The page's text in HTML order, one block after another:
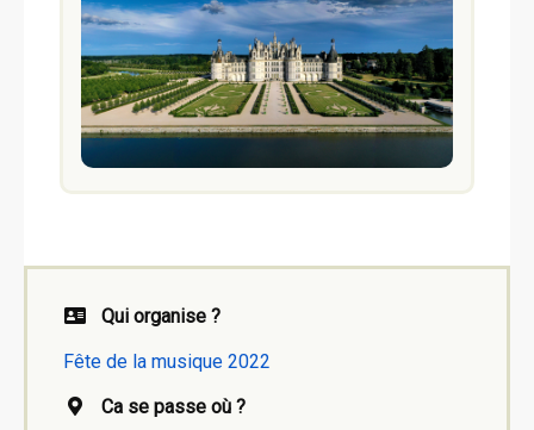
Qui organise ?
Fête de la musique 2022
Ca se passe où ?